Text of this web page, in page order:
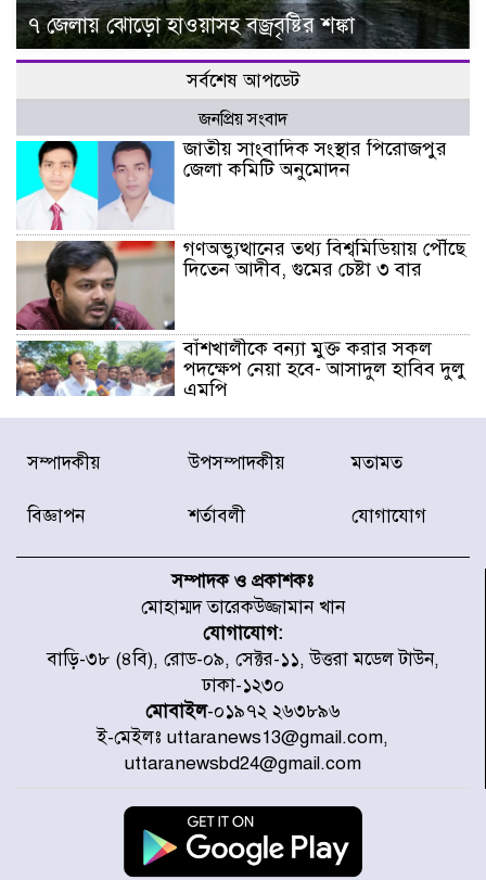
৭ জেলায় ঝোড়ো হাওয়াসহ বজ্রবৃষ্টির শঙ্কা
সর্বশেষ আপডেট
জনপ্রিয় সংবাদ
জাতীয় সাংবাদিক সংস্থার পিরোজপুর
জেলা কমিটি অনুমোদন
গণঅভ্যুত্থানের তথ্য বিশ্বমিডিয়ায় পৌঁছে
দিতেন আদীব, গুমের চেষ্টা ৩ বার
বাঁশখালীকে বন্যা মুক্ত করার সকল
পদক্ষেপ নেয়া হবে- আসাদুল হাবিব দুলু
এমপি
বিদ্যুৎ-জ্বালানি খাতে অস্থিরতা তৈরির
চেষ্টা করছে একটি চক্র : প্রধানমন্ত্রী
৫ আহত, চীনে বন্দর বন্ধ
চিকিৎসা খাতে জিডিপির ৫ শতাংশ
বরাদ্দের ঘোষণা স্থানীয় সরকার মন্ত্রীর
জুলাই জাদুঘর ঘুরে দেখলেন এনসিপি
নেতারা
যুক্তরাষ্ট্রে দাবানল নেভাতে গিয়ে
হেলিকপ্টার বিধ্বস্ত, নিহত ১
সম্পাদকীয় উপসম্পাদকীয় মতামত
বিজ্ঞাপন শর্তাবলী যোগাযোগ
সম্পাদক ও প্রকাশকঃ
মোহাম্মদ তারেকউজ্জামান খান
যোগাযোগ:
বাড়ি-৩৮ (৪বি), রোড-০৯, সেক্টর-১১, উত্তরা মডেল টাউন,
ঢাকা-১২৩০
মোবাইল-০১৯৭২ ২৬৩৮৯৬
ই-মেইলঃ uttaranews13@gmail.com,
uttaranewsbd24@gmail.com